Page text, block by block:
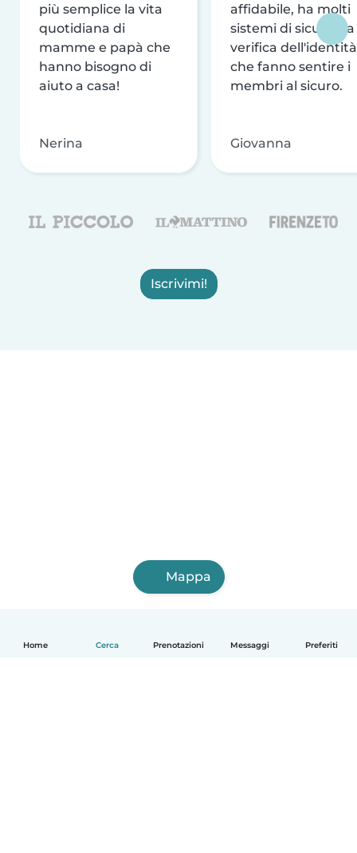
Home Cerca Prenotazioni Messaggi Preferiti
più semplice la vita
quotidiana di
mamme e papà che
hanno bisogno di
aiuto a casa!
Nerina
affidabile, ha molti
sistemi di sicurezza
verifica dell'identità
che fanno sentire i
membri al sicuro.
Giovanna
Iscrivimi!
Mappa